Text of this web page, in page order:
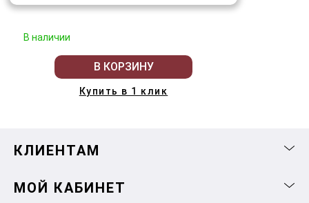
В наличии
В КОРЗИНУ
Купить в 1 клик
КЛИЕНТАМ
МОЙ КАБИНЕТ